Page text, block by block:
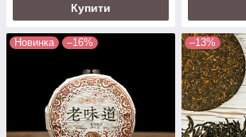
Купити
Новинка –16% –13%